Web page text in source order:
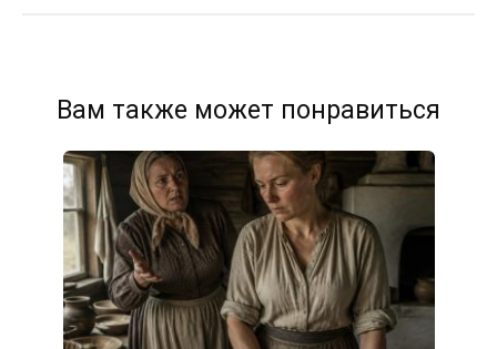
Вам также может понравиться